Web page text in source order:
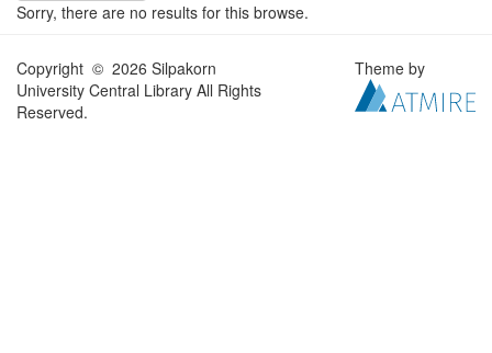
Sorry, there are no results for this browse.
Copyright © 2026 Silpakorn
University Central Library All Rights
Reserved.
Theme by